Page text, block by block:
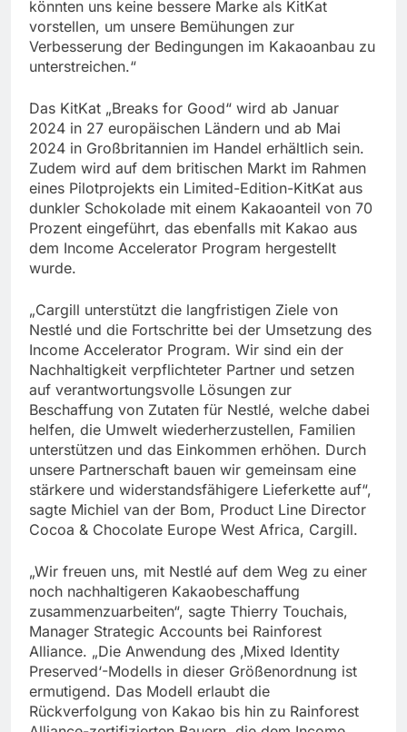
könnten uns keine bessere Marke als KitKat
vorstellen, um unsere Bemühungen zur
Verbesserung der Bedingungen im Kakaoanbau zu
unterstreichen.“
Das KitKat „Breaks for Good“ wird ab Januar
2024 in 27 europäischen Ländern und ab Mai
2024 in Großbritannien im Handel erhältlich sein.
Zudem wird auf dem britischen Markt im Rahmen
eines Pilotprojekts ein Limited-Edition-KitKat aus
dunkler Schokolade mit einem Kakaoanteil von 70
Prozent eingeführt, das ebenfalls mit Kakao aus
dem Income Accelerator Program hergestellt
wurde.
„Cargill unterstützt die langfristigen Ziele von
Nestlé und die Fortschritte bei der Umsetzung des
Income Accelerator Program. Wir sind ein der
Nachhaltigkeit verpflichteter Partner und setzen
auf verantwortungsvolle Lösungen zur
Beschaffung von Zutaten für Nestlé, welche dabei
helfen, die Umwelt wiederherzustellen, Familien
unterstützen und das Einkommen erhöhen. Durch
unsere Partnerschaft bauen wir gemeinsam eine
stärkere und widerstandsfähigere Lieferkette auf“,
sagte Michiel van der Bom, Product Line Director
Cocoa & Chocolate Europe West Africa, Cargill.
„Wir freuen uns, mit Nestlé auf dem Weg zu einer
noch nachhaltigeren Kakaobeschaffung
zusammenzuarbeiten“, sagte Thierry Touchais,
Manager Strategic Accounts bei Rainforest
Alliance. „Die Anwendung des ‚Mixed Identity
Preserved‘-Modells in dieser Größenordnung ist
ermutigend. Das Modell erlaubt die
Rückverfolgung von Kakao bis hin zu Rainforest